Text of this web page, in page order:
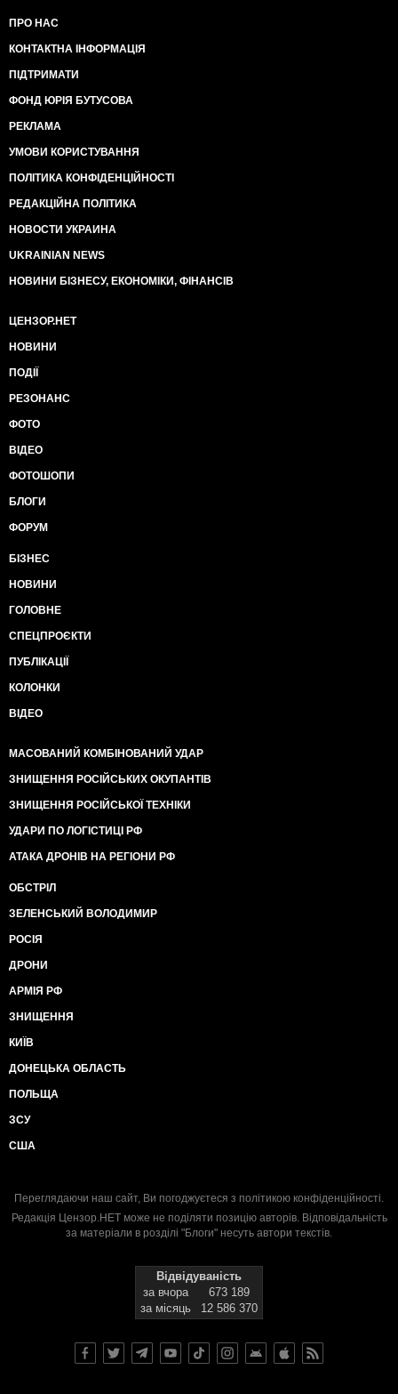
ПРО НАС
КОНТАКТНА ІНФОРМАЦІЯ
ПІДТРИМАТИ
ФОНД ЮРІЯ БУТУСОВА
РЕКЛАМА
УМОВИ КОРИСТУВАННЯ
ПОЛІТИКА КОНФІДЕНЦІЙНОСТІ
РЕДАКЦІЙНА ПОЛІТИКА
НОВОСТИ УКРАИНА
UKRAINIAN NEWS
НОВИНИ БІЗНЕСУ, ЕКОНОМІКИ, ФІНАНСІВ
ЦЕНЗОР.НЕТ
НОВИНИ
ПОДІЇ
РЕЗОНАНС
ФОТО
ВІДЕО
ФОТОШОПИ
БЛОГИ
ФОРУМ
БІЗНЕС
НОВИНИ
ГОЛОВНЕ
СПЕЦПРОЄКТИ
ПУБЛІКАЦІЇ
КОЛОНКИ
ВІДЕО
МАСОВАНИЙ КОМБІНОВАНИЙ УДАР
ЗНИЩЕННЯ РОСІЙСЬКИХ ОКУПАНТІВ
ЗНИЩЕННЯ РОСІЙСЬКОЇ ТЕХНІКИ
УДАРИ ПО ЛОГІСТИЦІ РФ
АТАКА ДРОНІВ НА РЕГІОНИ РФ
ОБСТРІЛ
ЗЕЛЕНСЬКИЙ ВОЛОДИМИР
РОСІЯ
ДРОНИ
АРМІЯ РФ
ЗНИЩЕННЯ
КИЇВ
ДОНЕЦЬКА ОБЛАСТЬ
ПОЛЬЩА
ЗСУ
США
Переглядаючи наш сайт, Ви погоджуєтеся з політикою конфіденційності.
Редакція Цензор.НЕТ може не поділяти позицію авторів. Відповідальність
за матеріали в розділі "Блоги" несуть автори текстів.
Відвідуваність
за вчора
673 189
за місяць
12 586 370